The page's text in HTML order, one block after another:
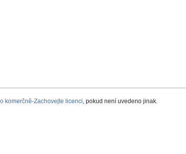
komerčně-Zachovejte licenci, pokud není uvedeno jinak.